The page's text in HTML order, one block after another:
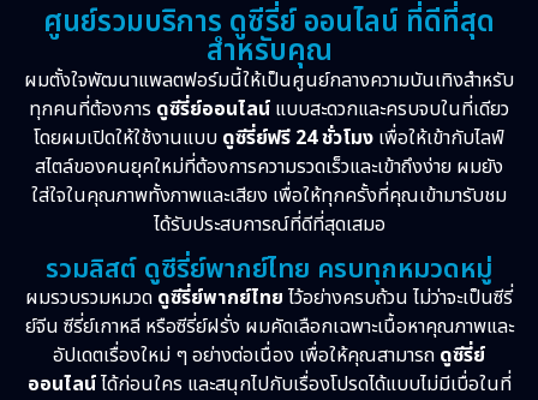
ศูนย์รวมบริการ ดูซีรี่ย์ ออนไลน์ ที่ดีที่สุด
สำหรับคุณ
ผมตั้งใจพัฒนาแพลตฟอร์มนี้ให้เป็นศูนย์กลางความบันเทิงสำหรับ
ทุกคนที่ต้องการ ดูซีรี่ย์ออนไลน์ แบบสะดวกและครบจบในที่เดียว
โดยผมเปิดให้ใช้งานแบบ ดูซีรี่ย์ฟรี 24 ชั่วโมง เพื่อให้เข้ากับไลฟ์
สไตล์ของคนยุคใหม่ที่ต้องการความรวดเร็วและเข้าถึงง่าย ผมยัง
ใส่ใจในคุณภาพทั้งภาพและเสียง เพื่อให้ทุกครั้งที่คุณเข้ามารับชม
ได้รับประสบการณ์ที่ดีที่สุดเสมอ
รวมลิสต์ ดูซีรี่ย์พากย์ไทย ครบทุกหมวดหมู่
ผมรวบรวมหมวด ดูซีรี่ย์พากย์ไทย ไว้อย่างครบถ้วน ไม่ว่าจะเป็นซีรี่
ย์จีน ซีรี่ย์เกาหลี หรือซีรี่ย์ฝรั่ง ผมคัดเลือกเฉพาะเนื้อหาคุณภาพและ
อัปเดตเรื่องใหม่ ๆ อย่างต่อเนื่อง เพื่อให้คุณสามารถ ดูซีรี่ย์
ออนไลน์ได้ก่อนใคร และสนุกไปกับเรื่องโปรดได้แบบไม่มีเบื่อในที่